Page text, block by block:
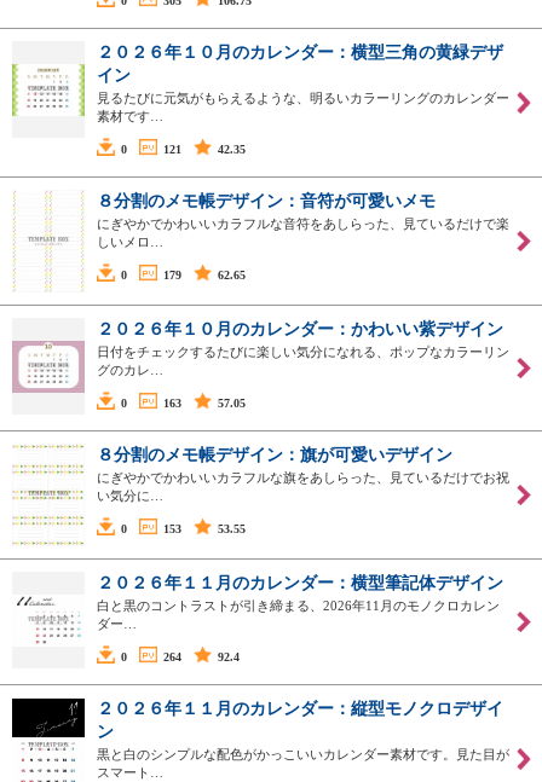
２０２６年１０月のカレンダー：横型三角の黄緑デザ
イン
見るたびに元気がもらえるような、明るいカラーリングのカレンダー
素材です…
0 121 42.35
８分割のメモ帳デザイン：音符が可愛いメモ
にぎやかでかわいいカラフルな音符をあしらった、見ているだけで楽
しいメロ…
0 179 62.65
２０２６年１０月のカレンダー：かわいい紫デザイン
日付をチェックするたびに楽しい気分になれる、ポップなカラーリン
グのカレ…
0 163 57.05
８分割のメモ帳デザイン：旗が可愛いデザイン
にぎやかでかわいいカラフルな旗をあしらった、見ているだけでお祝
い気分に…
0 153 53.55
２０２６年１１月のカレンダー：横型筆記体デザイン
白と黒のコントラストが引き締まる、2026年11月のモノクロカレン
ダー…
0 264 92.4
２０２６年１１月のカレンダー：縦型モノクロデザイ
ン
黒と白のシンプルな配色がかっこいいカレンダー素材です。見た目が
スマート…